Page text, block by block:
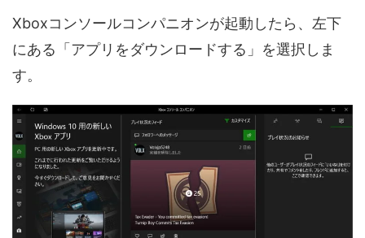
Xboxコンソールコンパニオンが起動したら、左下
にある「アプリをダウンロードする」を選択しま
す。